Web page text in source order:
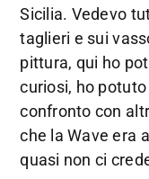
Sicilia. Vedevo
taglieri e sui
pittura, qui ho
curiosi, ho
confronto con
che la Wave era
quasi non ci